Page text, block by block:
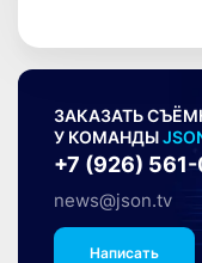
ЗАКАЗАТЬ
У КОМАНДЫ
+7 (926)
news@json.tv
Написать